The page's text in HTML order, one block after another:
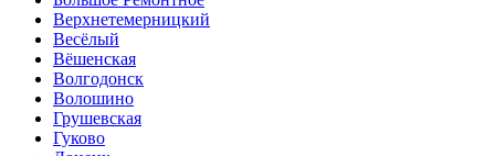
Верхнетемерницкий
Весёлый
Вёшенская
Волгодонск
Волошино
Грушевская
Гуково